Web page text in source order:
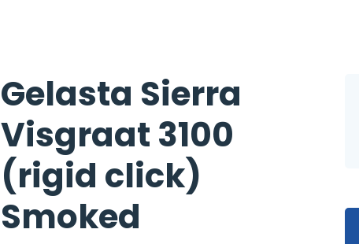
Gelasta Sierra
Visgraat 3100
(rigid click)
Smoked